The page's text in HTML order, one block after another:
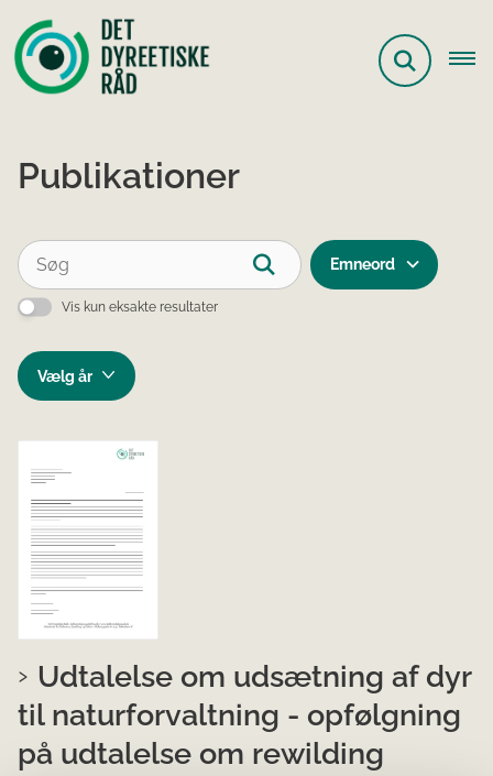
Publikationer
Vis kun eksakte resultater
Emneord
Udtalelse om udsætning af dyr
til naturforvaltning - opfølgning
på udtalelse om rewilding